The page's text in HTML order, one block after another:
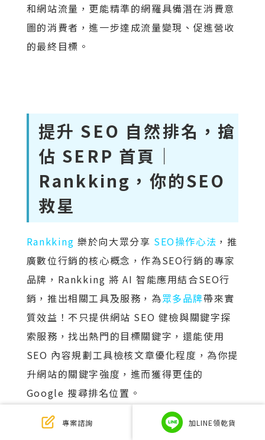
專案諮詢 加LINE領乾貨
和網站流量，更能精準的網羅具備潛在消費意
圖的消費者，進一步達成流量變現、促進營收
的最終目標。
提升 SEO 自然排名，搶
佔 SERP 首頁｜
Rankking，你的SEO
救星
Rankking 樂於向大眾分享 SEO操作心法 ，推
廣數位行銷的核心概念，作為SEO行銷的專家
品牌，Rankking 將 AI 智能應用結合SEO行
銷，推出相關工具及服務，為眾多品牌帶來實
質效益！不只提供網站 SEO 健檢與關鍵字探
索服務，找出熱門的目標關鍵字，還能使用
SEO 內容規劃工具檢核文章優化程度，為你提
升網站的關鍵字強度，進而獲得更佳的
Google 搜尋排名位置。
Rankking 提供的服務